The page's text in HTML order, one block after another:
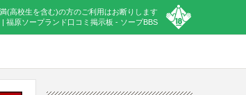
(高校生を含む)の方のご利用はお断りします
福原ソープランド口コミ掲示板 - ソープBBS